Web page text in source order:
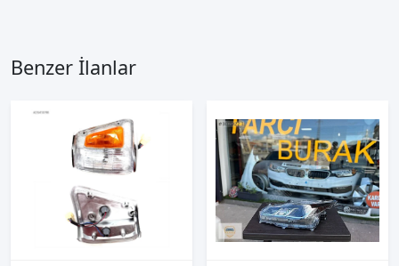
Benzer İlanlar